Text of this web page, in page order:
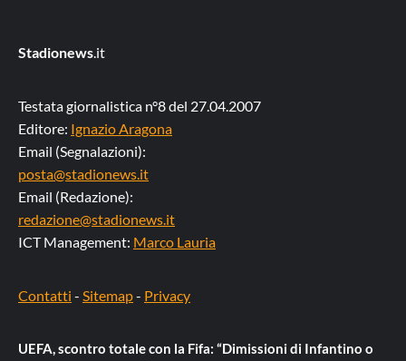
Stadionews.it
Testata giornalistica n°8 del 27.04.2007
Editore: Ignazio Aragona
Email (Segnalazioni):
posta@stadionews.it
Email (Redazione):
redazione@stadionews.it
ICT Management: Marco Lauria
Contatti - Sitemap- Privacy
UEFA, scontro totale con la Fifa: “Dimissioni di Infantino o